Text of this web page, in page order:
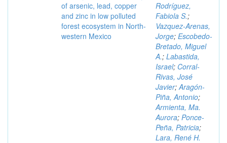
of arsenic, lead, copper
and zinc in low polluted
forest ecosystem in North-
western Mexico
Rodríguez,
Fabiola S.;
Vazquez-Arenas,
Jorge; Escobedo-
Bretado, Miguel
A.; Labastida,
Israel; Corral-
Rivas, José
Javier;Aragón-
Piña, Antonio;
Armienta, Ma.
Aurora; Ponce-
Peña, Patricia;
Lara, René H.